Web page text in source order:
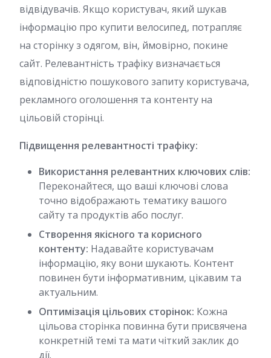
відвідувачів. Якщо користувач, який шукав
інформацію про купити велосипед, потрапляє
на сторінку з одягом, він, ймовірно, покине
сайт. Релевантність трафіку визначається
відповідністю пошукового запиту користувача,
рекламного оголошення та контенту на
цільовій сторінці.
Підвищення релевантності трафіку:
Використання релевантних ключових слів:
Переконайтеся, що ваші ключові слова
точно відображають тематику вашого
сайту та продуктів або послуг.
Створення якісного та корисного
контенту: Надавайте користувачам
інформацію, яку вони шукають. Контент
повинен бути інформативним, цікавим та
актуальним.
Оптимізація цільових сторінок: Кожна
цільова сторінка повинна бути присвячена
конкретній темі та мати чіткий заклик до
дії.